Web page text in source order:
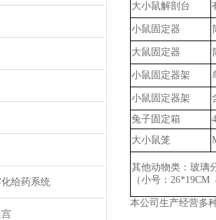
给药系统
大小鼠解剖台
小鼠固定器
大鼠固定器
小鼠固定器架
小鼠固定器架
兔子固定箱
大小鼠笼
其他动物类：玻璃
（小号： 26*19CM
本公司生产经营多